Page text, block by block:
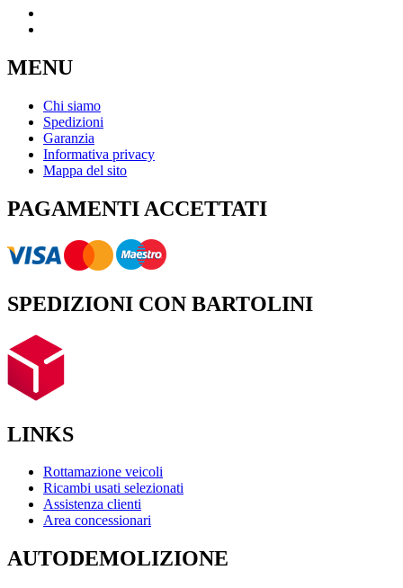
MENU
Chi siamo
Spedizioni
Garanzia
Informativa privacy
Mappa del sito
PAGAMENTI ACCETTATI
SPEDIZIONI CON BARTOLINI
LINKS
Rottamazione veicoli
Ricambi usati selezionati
Assistenza clienti
Area concessionari
AUTODEMOLIZIONE